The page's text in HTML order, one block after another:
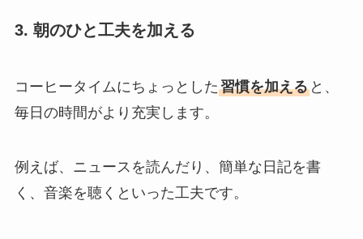
3. 朝のひと工夫を加える
コーヒータイムにちょっとした習慣を加えると、
毎日の時間がより充実します。
例えば、ニュースを読んだり、簡単な日記を書
く、音楽を聴くといった工夫です。